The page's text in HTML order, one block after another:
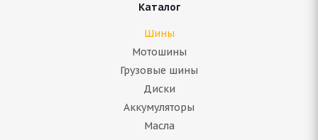
Каталог
Шины
Мотошины
Грузовые шины
Диски
Аккумуляторы
Масла